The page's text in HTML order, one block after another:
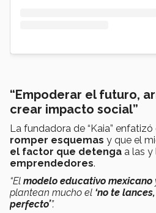
“Empoderar el futuro,
crear impacto social”
La fundadora de “Kaia”
romper esquemas y que el
el factor que detenga a las y
emprendedores.
“El modelo educativo mexicano
plantean mucho el ‘no te
perfecto’”.